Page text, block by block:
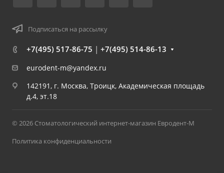
Подписаться на рассылку
+7(495) 517-86-75 | +7(495) 514-86-13
eurodent-m@yandex.ru
142191, г. Москва, Троицк, Академическая площадь
д.4, эт.18
© 2026 Стоматологический интернет-магазин Евродент-М
Политика конфиденциальности